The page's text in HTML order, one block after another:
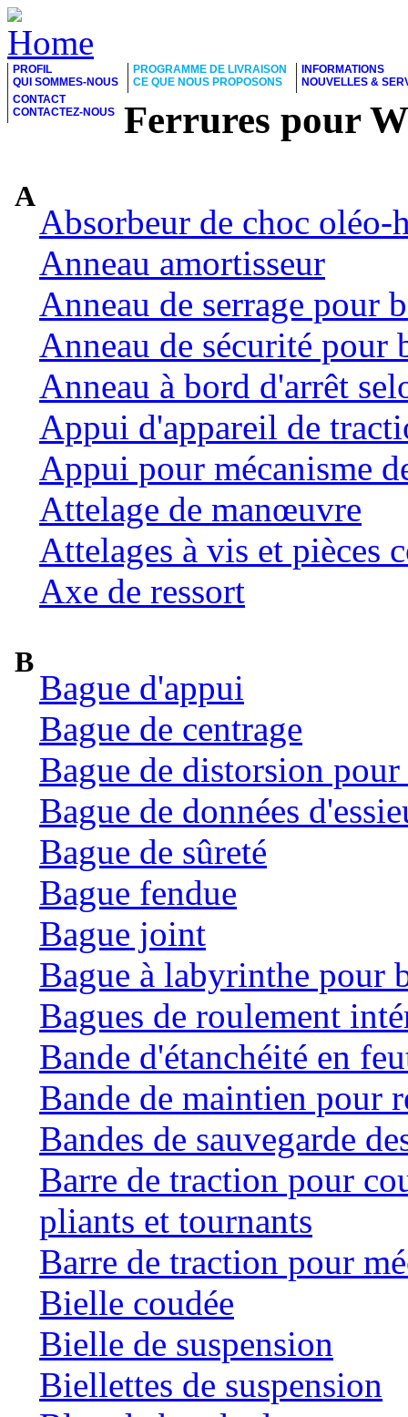
PROFIL
QUI SOMMES-NOUS
PROGRAMME DE LIVRAISON
CE QUE NOUS PROPOSONS
INFORMATIONS
NOUVELLES &
CONTACT
CONTACTEZ-NOUS
Ferrures pour
A
Absorbeur de choc oléo-
Anneau amortisseur
Anneau de serrage pour
Anneau de sécurité pour
Anneau à bord d'arrêt
Appui d'appareil de
Appui pour mécanisme
Attelage de manœuvre
Attelages à vis et pièces
Axe de ressort
B
Bague d'appui
Bague de centrage
Bague de distorsion
Bague de données
Bague de sûreté
Bague fendue
Bague joint
Bague à labyrinthe pour
Bagues de roulement
Bande d'étanchéité en
Bande de maintien pour
Bandes de sauvegarde
Barre de traction pour
pliants et tournants
Barre de traction pour
Bielle coudée
Bielle de suspension
Biellettes de suspension